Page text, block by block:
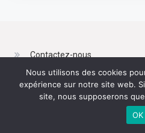
Contactez-nous
Sitemap
Nous utilisons des cookies
expérience sur notre site web.
site, nous supposerons
OK